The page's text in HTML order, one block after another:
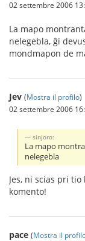
02 settembre 2006
La mapo
nelegebla, ĝi
mondmapon de
Jev (Mostra il profilo)
02 settembre 2006
sinjoro:
La mapo
nelegebla
Jes, ni scias pri
komento!
pace (Mostra il